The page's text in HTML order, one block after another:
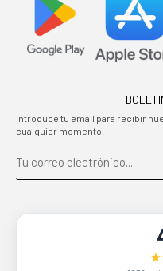
Introduce tu email para recibir
cualquier momento.